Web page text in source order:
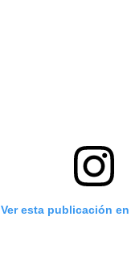
Ver esta publicación